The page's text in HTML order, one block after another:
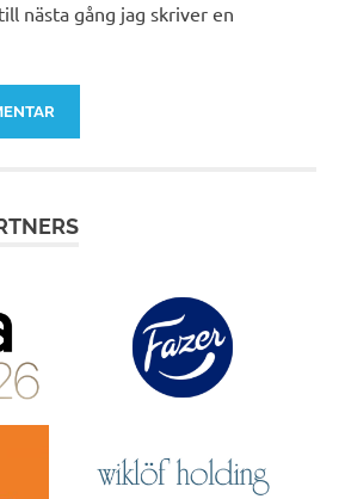
nästa gång jag skriver en